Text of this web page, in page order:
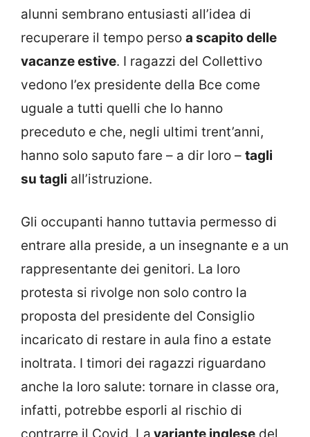
alunni sembrano entusiasti all’idea di
recuperare il tempo perso a scapito delle
vacanze estive. I ragazzi del Collettivo
vedono l’ex presidente della Bce come
uguale a tutti quelli che lo hanno
preceduto e che, negli ultimi trent’anni,
hanno solo saputo fare – a dir loro – tagli
su tagli all’istruzione.
Gli occupanti hanno tuttavia permesso di
entrare alla preside, a un insegnante e a un
rappresentante dei genitori. La loro
protesta si rivolge non solo contro la
proposta del presidente del Consiglio
incaricato di restare in aula fino a estate
inoltrata. I timori dei ragazzi riguardano
anche la loro salute: tornare in classe ora,
infatti, potrebbe esporli al rischio di